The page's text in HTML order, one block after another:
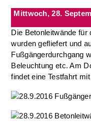
Mittwoch, 28.
Die Betonleitwände für
wurden gefliefert und
Fußgängerdurchgang
Beleuchtung etc. Am
findet eine Testfahrt